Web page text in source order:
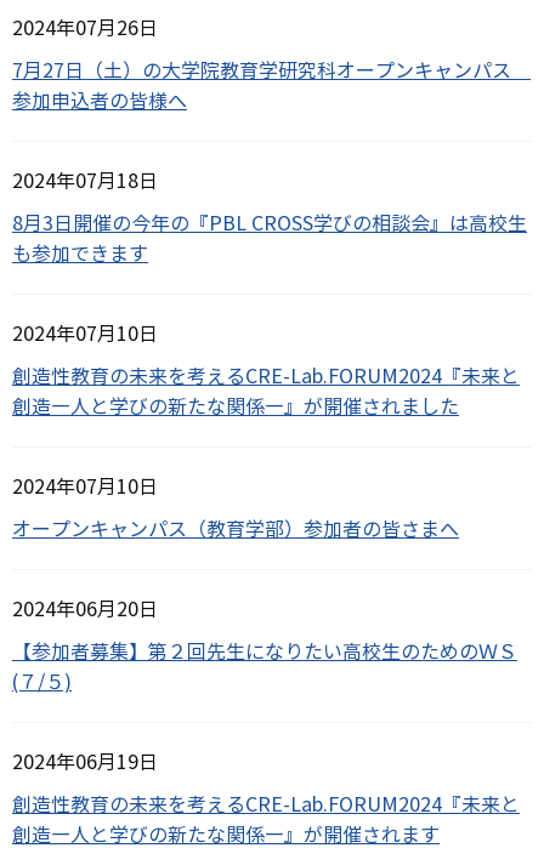
2024年07月26日
7月27日（土）の大学院教育学研究科オープンキャンパス
参加申込者の皆様へ
2024年07月18日
8月3日開催の今年の『PBL CROSS学びの相談会』は高校生
も参加できます
2024年07月10日
創造性教育の未来を考えるCRE-Lab.FORUM2024『未来と
創造―人と学びの新たな関係―』が開催されました
2024年07月10日
オープンキャンパス（教育学部）参加者の皆さまへ
2024年06月20日
【参加者募集】第２回先生になりたい高校生のためのＷＳ
(７/５)
2024年06月19日
創造性教育の未来を考えるCRE-Lab.FORUM2024『未来と
創造―人と学びの新たな関係―』が開催されます